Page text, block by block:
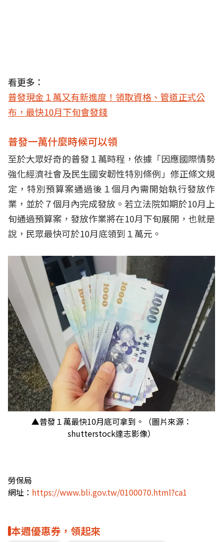
看更多：
普發現金１萬又有新進度！領取資格、管道正式公
布，最快10月下旬會發錢
普發一萬什麼時候可以領
至於大眾好奇的普發１萬時程，依據「因應國際情勢
強化經濟社會及民生國安韌性特別條例」修正條文規
定，特別預算案通過後１個月內需開始執行發放作
業，並於７個月內完成發放。若立法院如期於10月上
旬通過預算案，發放作業將在10月下旬展開，也就是
說，民眾最快可於10月底領到１萬元。
▲普發１萬最快10月底可拿到。（圖片來源：
shutterstock達志影像）
勞保局
網址： https://www.bli.gov.tw/0100070.html?ca1
本週優惠券，領起來